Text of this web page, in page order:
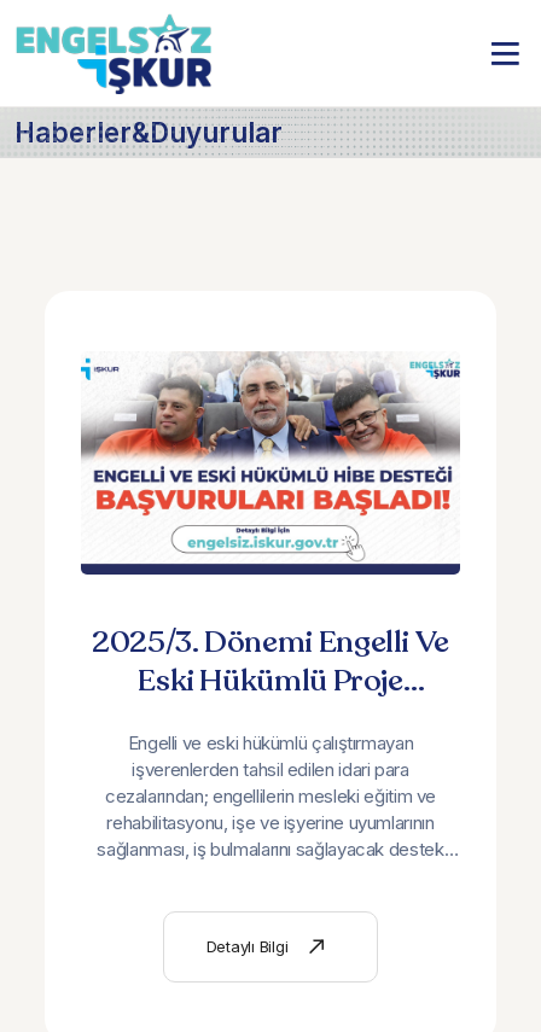
Haberler&Duyurular
2025/3. Dönemi Engelli Ve
Eski Hükümlü Proje
Engelli ve eski hükümlü çalıştırmayan
işverenlerden tahsil edilen idari para
cezalarından; engellilerin mesleki eğitim ve
rehabilitasyonu, işe ve işyerine uyumlarının
sağlanması, iş bulmalarını sağlayacak destek
hazırlanacak projelere destek verilecektir.
Detaylı Bilgi